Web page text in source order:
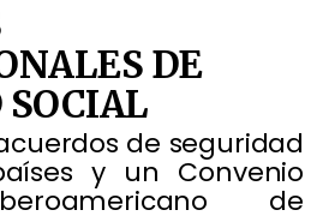
DE
de seguridad
y un Convenio
de